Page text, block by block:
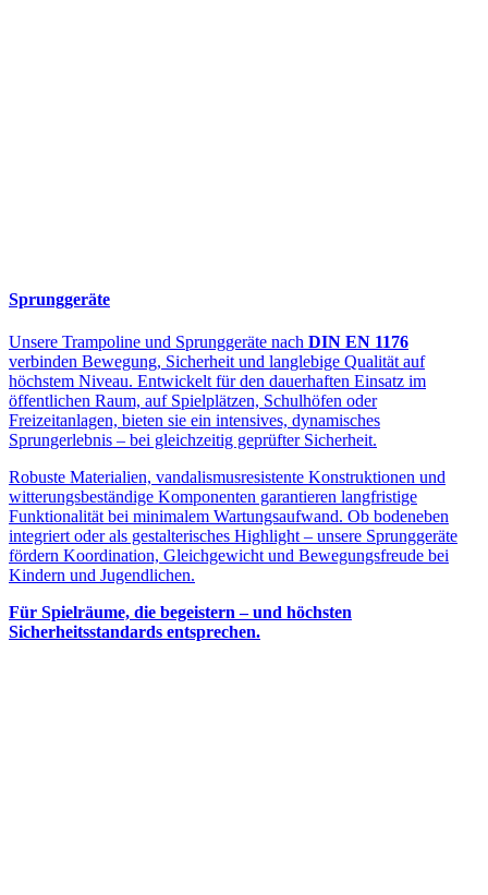
Sprunggeräte
Unsere Trampoline und Sprunggeräte nach DIN EN 1176
verbinden Bewegung, Sicherheit und langlebige Qualität auf
höchstem Niveau. Entwickelt für den dauerhaften Einsatz im
öffentlichen Raum, auf Spielplätzen, Schulhöfen oder
Freizeitanlagen, bieten sie ein intensives, dynamisches
Sprungerlebnis – bei gleichzeitig geprüfter Sicherheit.
Robuste Materialien, vandalismusresistente Konstruktionen und
witterungsbeständige Komponenten garantieren langfristige
Funktionalität bei minimalem Wartungsaufwand. Ob bodeneben
integriert oder als gestalterisches Highlight – unsere Sprunggeräte
fördern Koordination, Gleichgewicht und Bewegungsfreude bei
Kindern und Jugendlichen.
Für Spielräume, die begeistern – und höchsten
Sicherheitsstandards entsprechen.